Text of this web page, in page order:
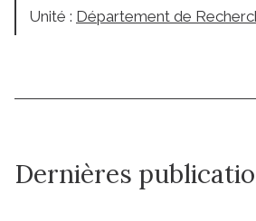
Unité : Département de
Dernières